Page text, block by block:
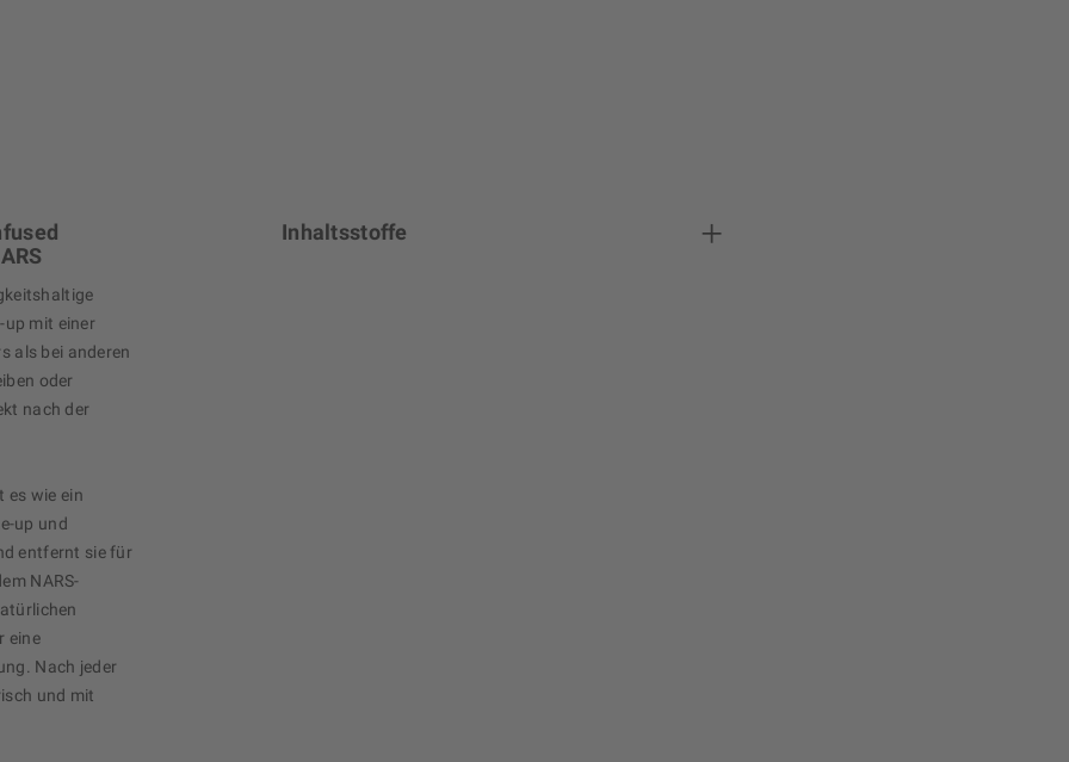
mit einer
als bei anderen
oder
nach der
es wie ein
up und
entfernt sie für
NARS-
eine
Nach jeder
und mit
Inhaltsstoffe